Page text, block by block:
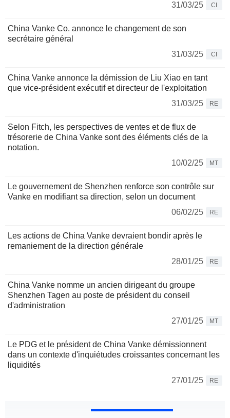
31/03/25
CI
China Vanke Co. annonce le changement de son
secrétaire général
31/03/25
CI
China Vanke annonce la démission de Liu Xiao en tant
que vice-président exécutif et directeur de l'exploitation
31/03/25
RE
Selon Fitch, les perspectives de ventes et de flux de
trésorerie de China Vanke sont des éléments clés de la
notation.
10/02/25
MT
Le gouvernement de Shenzhen renforce son contrôle sur
Vanke en modifiant sa direction, selon un document
06/02/25
RE
Les actions de China Vanke devraient bondir après le
remaniement de la direction générale
28/01/25
RE
China Vanke nomme un ancien dirigeant du groupe
Shenzhen Tagen au poste de président du conseil
d'administration
27/01/25
MT
Le PDG et le président de China Vanke démissionnent
dans un contexte d'inquiétudes croissantes concernant les
liquidités
27/01/25
RE